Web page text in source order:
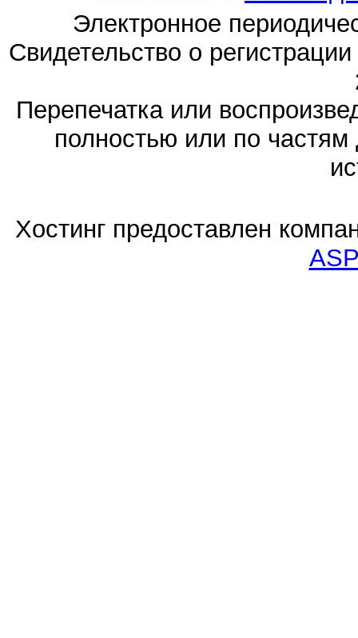
Электронное
Свидетельство о
Перепечатка или
полностью или по частям
Хостинг предоставлен